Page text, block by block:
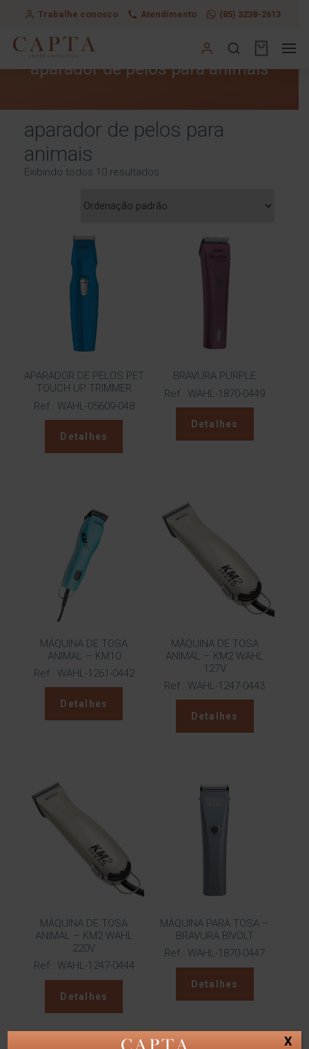
Trabalhe conosco Atendimento (85) 3238-2613
aparador de pelos para animais
aparador de pelos para
animais
Exibindo todos 10 resultados
APARADOR DE PELOS PET
TOUCH UP TRIMMER
Ref.: WAHL-05609-048
Detalhes
BRAVURA PURPLE
Ref.: WAHL-1870-0449
Detalhes
MÁQUINA DE TOSA
ANIMAL – KM10
Ref.: WAHL-1261-0442
Detalhes
MÁQUINA DE TOSA
ANIMAL – KM2 WAHL
127V
Ref.: WAHL-1247-0443
Detalhes
MÁQUINA DE TOSA
ANIMAL – KM2 WAHL
220V
Ref.: WAHL-1247-0444
Detalhes
MÁQUINA PARA TOSA –
BRAVURA BIVOLT
Ref.: WAHL-1870-0447
Detalhes
X